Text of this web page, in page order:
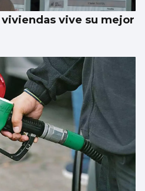
vive su mejor